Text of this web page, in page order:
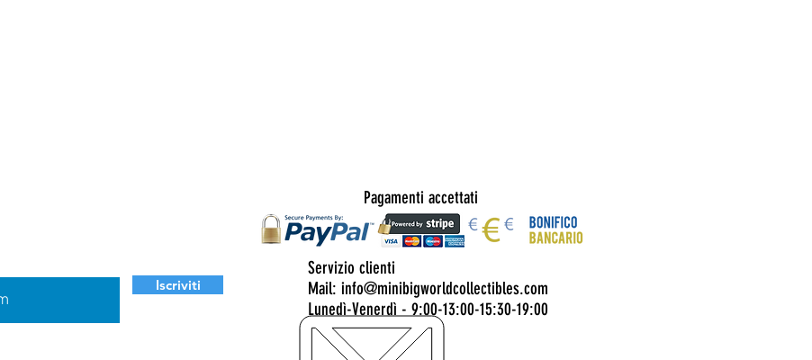
Iscriviti
Pagamenti accettati
Servizio clienti
Mail: info@minibigworldcollectibles.com
Lunedì-Venerdì - 9:00-13:00-15:30-19:00